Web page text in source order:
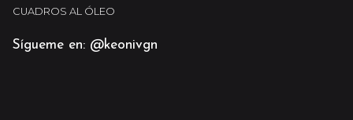
CUADROS AL ÓLEO
Sígueme en: @keonivgn